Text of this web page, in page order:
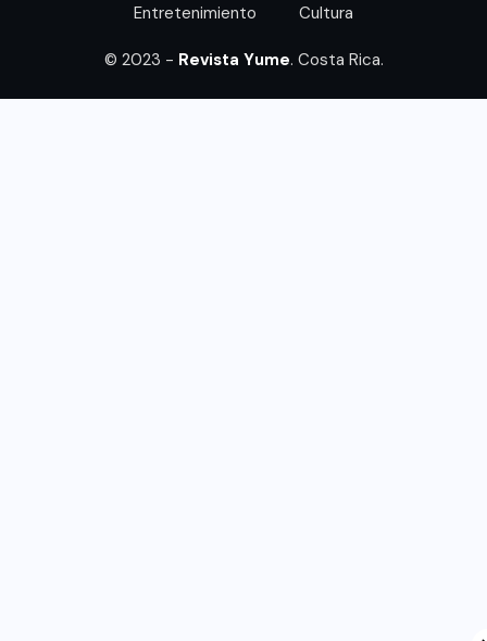
Entretenimiento
Cultura
© 2023 - Revista Yume. Costa Rica.